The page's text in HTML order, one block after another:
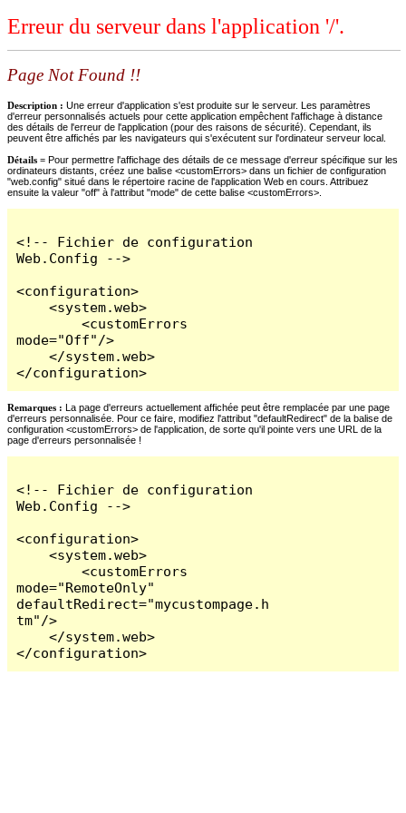
Erreur du serveur dans l'application '/'.
Page Not Found !!
Description : Une erreur d'application s'est produite sur le serveur. Les paramètres
d'erreur personnalisés actuels pour cette application empêchent l'affichage à distance
des détails de l'erreur de l'application (pour des raisons de sécurité). Cependant, ils
peuvent être affichés par les navigateurs qui s'exécutent sur l'ordinateur serveur local.
Détails = Pour permettre l'affichage des détails de ce message d'erreur spécifique sur les
ordinateurs distants, créez une balise <customErrors> dans un fichier de configuration
"web.config" situé dans le répertoire racine de l'application Web en cours. Attribuez
ensuite la valeur "off" à l'attribut "mode" de cette balise <customErrors>.
<!-- Fichier de configuration
Web.Config -->
<configuration>
    <system.web>
        <customErrors
mode="Off"/>
    </system.web>
</configuration>
Remarques : La page d'erreurs actuellement affichée peut être remplacée par une page
d'erreurs personnalisée. Pour ce faire, modifiez l'attribut "defaultRedirect" de la balise de
configuration <customErrors> de l'application, de sorte qu'il pointe vers une URL de la
page d'erreurs personnalisée !
<!-- Fichier de configuration
Web.Config -->
<configuration>
    <system.web>
        <customErrors
mode="RemoteOnly"
defaultRedirect="mycustompage.h
tm"/>
    </system.web>
</configuration>